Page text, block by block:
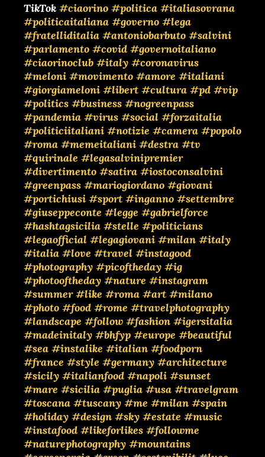
TikTok #ciaorino #politica #italiasovrana
#politicaitaliana #governo #lega
#fratelliditalia #antoniobarbuto #salvini
#parlamento #covid #governoitaliano
#ciaorinoclub #italy #coronavirus
#meloni #movimento #amore #italiani
#giorgiameloni #libert #cultura #pd #vip
#politics #business #nogreenpass
#pandemia #virus #social #forzaitalia
#politiciitaliani #notizie #camera #popolo
#roma #memeitaliani #destra #tv
#quirinale #legasalvinipremier
#divertimento #satira #iostoconsalvini
#greenpass #mariogiordano #giovani
#portichiusi #sport #inganno #settembre
#giuseppeconte #legge #gabrielforce
#hashtagsicilia #stelle #politicians
#legaofficial #legagiovani #milan #italy
#italia #love #travel #instagood
#photography #picoftheday #ig
#photooftheday #nature #instagram
#summer #like #roma #art #milano
#photo #food #rome #travelphotography
#landscape #follow #fashion #igersitalia
#madeinitaly #bhfyp #europe #beautiful
#sea #instalike #italian #foodporn
#france #style #germany #architecture
#sicily #italianfood #napoli #sunset
#mare #sicilia #puglia #usa #travelgram
#toscana #tuscany #me #milan #spain
#holiday #design #sky #estate #music
#instafood #likeforlikes #followme
#naturephotography #mountains